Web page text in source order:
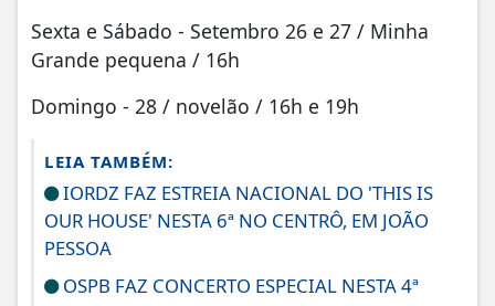
Sexta e Sábado - Setembro 26 e 27 / Minha
Grande pequena / 16h
Domingo - 28 / novelão / 16h e 19h
LEIA TAMBÉM:
IORDZ FAZ ESTREIA NACIONAL DO 'THIS IS
OUR HOUSE' NESTA 6ª NO CENTRÔ, EM JOÃO
PESSOA
OSPB FAZ CONCERTO ESPECIAL NESTA 4ª